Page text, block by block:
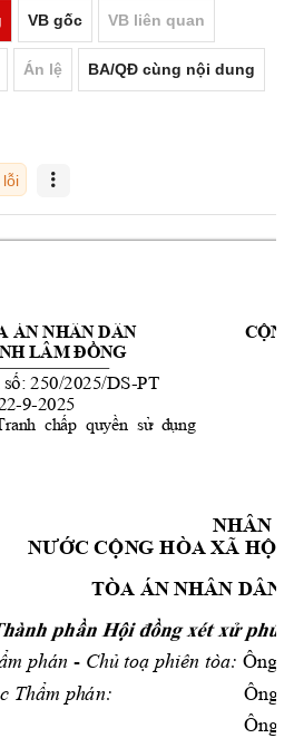
VB gốc VB liên quan
Án lệ BA/QĐ cùng nội dung
lỗi
ÁN NHÂN DÂN
LÂM ĐỒNG
số: 250/2025/DS-PT
9-2025
chấp  quyền  sử dụng
NHÂN D
NƯỚC CỘNG HÒA XÃ HỘI
TÒA ÁN NHÂN DÂN
phần Hội đồng xét xử
phán - Chủ toạ phiên tòa: Ông
Thẩm phán: Ông
Ông